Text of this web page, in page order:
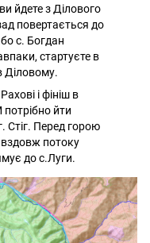
йдете з Ділового
повертається до
с. Богдан
стартуєте в
Діловому.
і фініш в
потрібно йти
Стіг. Перед горою
вздовж потоку
до с.Луги.